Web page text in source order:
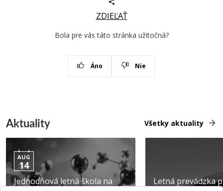
ZDIEĽAŤ
Bola pre vás táto stránka užitočná?
Áno Nie
Aktuality Všetky aktuality
AUG
14
Jednodňová letná škola na
Letná prevádzka